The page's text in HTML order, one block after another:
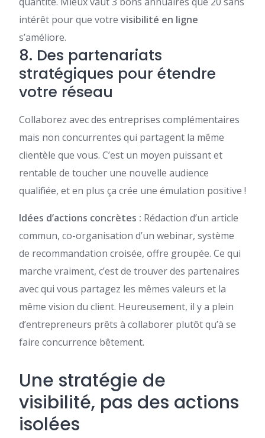
intérêt pour que votre visibilité en ligne
s’améliore.
8. Des partenariats
stratégiques pour étendre
votre réseau
Collaborez avec des entreprises complémentaires
mais non concurrentes qui partagent la même
clientèle que vous. C’est un moyen puissant et
rentable de toucher une nouvelle audience
qualifiée, et en plus ça crée une émulation positive !
Idées d’actions concrètes : Rédaction d’un article
commun, co-organisation d’un webinar, système
de recommandation croisée, offre groupée. Ce qui
marche vraiment, c’est de trouver des partenaires
avec qui vous partagez les mêmes valeurs et la
même vision du client. Heureusement, il y a plein
d’entrepreneurs prêts à collaborer plutôt qu’à se
faire concurrence bêtement.
Une stratégie de
visibilité, pas des actions
isolées